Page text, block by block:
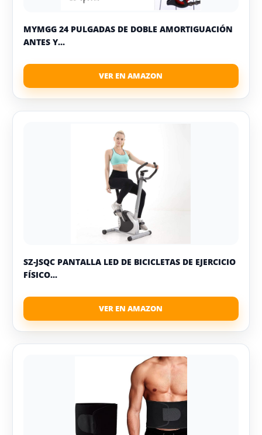
MYMGG 24 PULGADAS DE DOBLE AMORTIGUACIÓN
ANTES Y...
SZ-JSQC PANTALLA LED DE BICICLETAS DE EJERCICIO
FÍSICO...